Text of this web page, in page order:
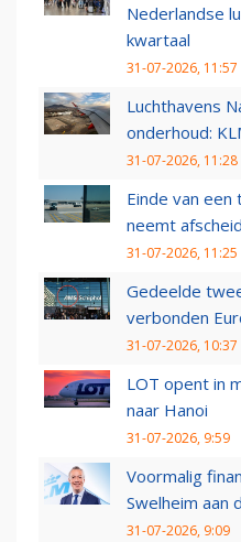
Nederlandse
kwartaal
31-07-2026, 11:57
Luchthavens
onderhoud:
31-07-2026, 11:28
Einde van een
neemt
31-07-2026, 11:25
Gedeelde
verbonden
31-07-2026, 10:37
LOT opent in
naar Hanoi
31-07-2026, 9:59
Voormalig
Swelheim aan
31-07-2026, 9:09